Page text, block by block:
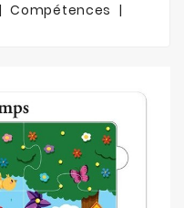
Compétences